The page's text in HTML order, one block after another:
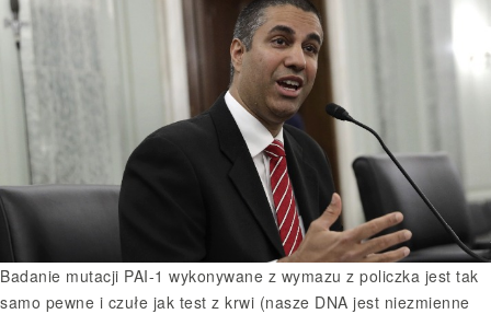
Badanie mutacji PAI-1 wykonywane z wymazu z policzka jest tak
samo pewne i czułe jak test z krwi (nasze DNA jest niezmienne